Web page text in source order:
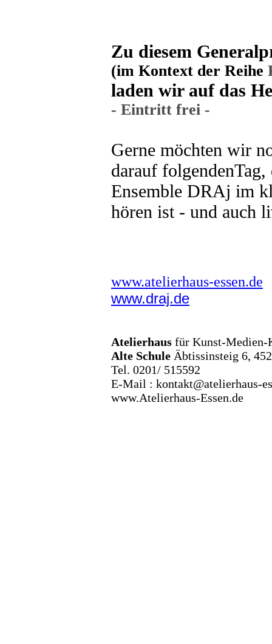
Zu diesem
(im Kontext der Reihe
laden wir auf das
- Eintritt frei -
Gerne möchten wir
darauf
Ensemble DRAj im
hören ist - und auch
www.atelierhaus-essen.de
www.draj.de
Atelierhaus für Kunst-Medien-
Alte Schule Äbtissinsteig 6,
Tel. 0201/ 515592
E-Mail : kontakt@atelierhaus-
www.Atelierhaus-Essen.de